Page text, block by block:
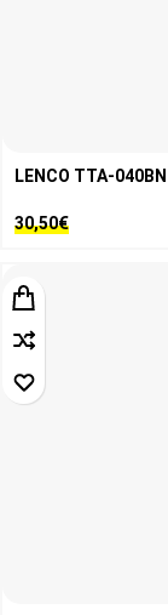
LENCO TTA-040BN
30,50€